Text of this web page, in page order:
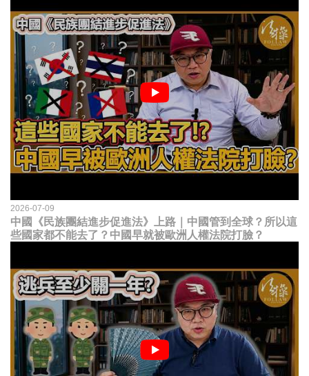
2026-07-09
中國《民族團結進步促進法》上路｜中國管到全球？所以這
些國家都不能去了？中國早就被歐洲人權法院打臉？